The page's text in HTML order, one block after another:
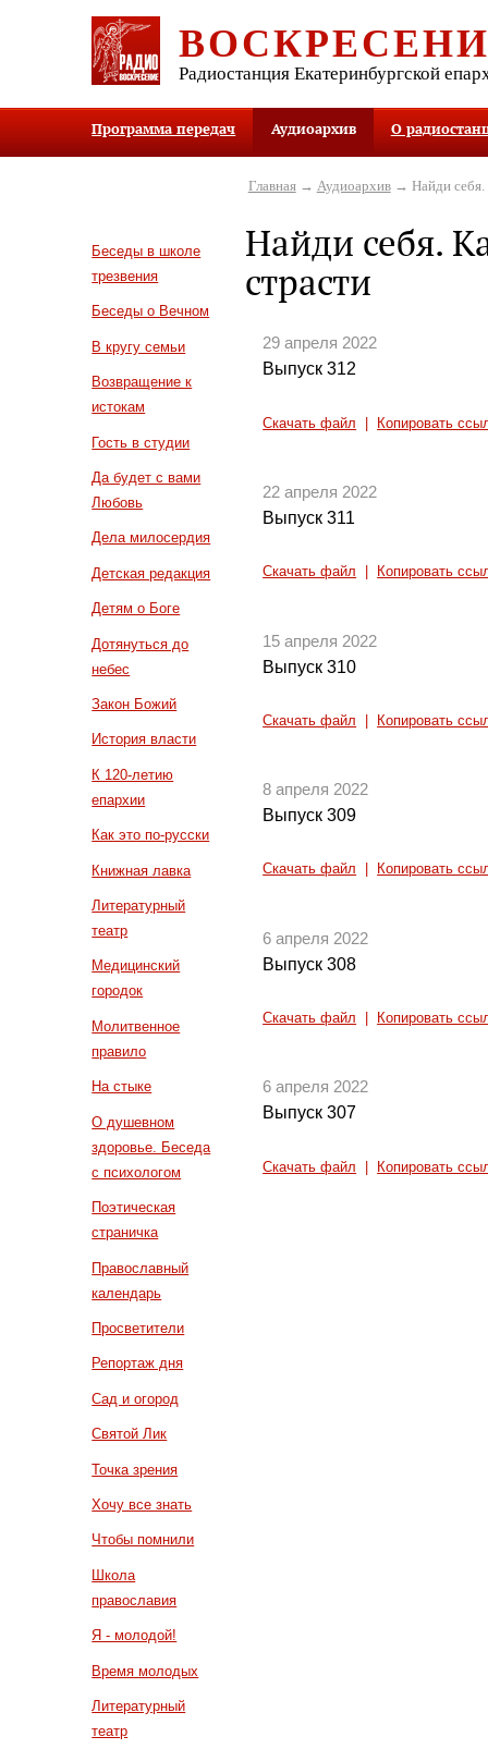
Радиостанция Екатеринбургской
Программа передач Аудиоархив О
Беседы в школе
трезвения
Беседы о Вечном
В кругу семьи
Возвращение к
истокам
Гость в студии
Да будет с вами
Любовь
Дела милосердия
Детская редакция
Детям о Боге
Дотянуться до
небес
Закон Божий
История власти
К 120-летию
епархии
Как это по-русски
Книжная лавка
Литературный
театр
Медицинский
городок
Молитвенное
правило
На стыке
О душевном
здоровье. Беседа
с психологом
Поэтическая
страничка
Православный
календарь
Просветители
Репортаж дня
Сад и огород
Святой Лик
Точка зрения
Хочу все знать
Чтобы помнили
Школа
православия
Я - молодой!
Время молодых
Литературный
театр
Главная→ Аудиоархив→ Найди себя.
Найди себя.
страсти
29 апреля 2022
Выпуск 312
Скачать файл Копировать
22 апреля 2022
Выпуск 311
Скачать файл Копировать
15 апреля 2022
Выпуск 310
Скачать файл Копировать
8 апреля 2022
Выпуск 309
Скачать файл Копировать
6 апреля 2022
Выпуск 308
Скачать файл Копировать
6 апреля 2022
Выпуск 307
Скачать файл Копировать